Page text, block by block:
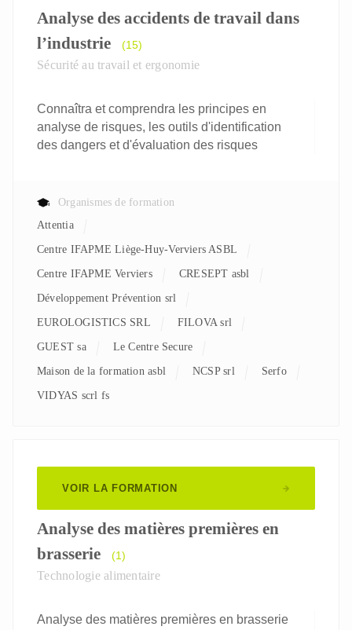
Analyse des accidents de travail dans
l’industrie
(15)
Sécurité au travail et ergonomie
Connaîtra et comprendra les principes en
analyse de risques, les outils d'identification
des dangers et d'évaluation des risques
Organismes de formation
Attentia
Centre IFAPME Liège-Huy-Verviers ASBL
Centre IFAPME Verviers CRESEPT asbl
Développement Prévention srl
EUROLOGISTICS SRL FILOVA srl
GUEST sa Le Centre Secure
Maison de la formation asbl NCSP srl Serfo
VIDYAS scrl fs
VOIR LA FORMATION
Analyse des matières premières en
brasserie
(1)
Technologie alimentaire
Analyse des matières premières en brasserie